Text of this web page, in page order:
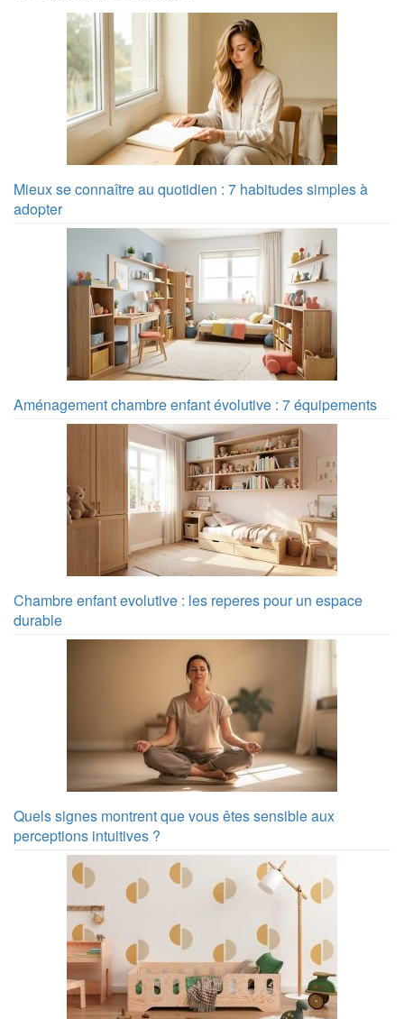
Mieux se connaître au quotidien : 7 habitudes simples à
adopter
Aménagement chambre enfant évolutive : 7 équipements
Chambre enfant evolutive : les reperes pour un espace
durable
Quels signes montrent que vous êtes sensible aux
perceptions intuitives ?